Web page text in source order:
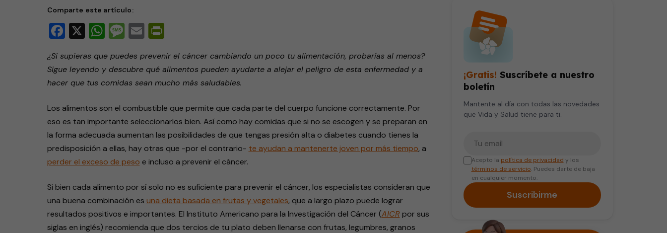
Comparte este artículo:
Facebook
X WhatsApp
Message
EmailPrintFriendly
¿Si supieras que puedes prevenir el cáncer cambiando un poco tu alimentación, probarías al menos?
Sigue leyendo y descubre qué alimentos pueden ayudarte a alejar el peligro de esta enfermedad y a
hacer que tus comidas sean mucho más saludables.
Los alimentos son el combustible que permite que cada parte del cuerpo funcione correctamente. Por
eso es tan importante seleccionarlos bien. Así como hay comidas que si no se escogen y se preparan en
la forma adecuada aumentan las posibilidades de que tengas presión alta o diabetes cuando tienes la
predisposición a ellas, hay otras que -por el contrario- te ayudan a mantenerte joven por más tiempo, a
perder el exceso de peso e incluso a prevenir el cáncer.
Si bien cada alimento por sí solo no es suficiente para prevenir el cáncer, los especialistas consideran que
una buena combinación es una dieta basada en frutas y vegetales, que a largo plazo puede lograr
resultados positivos e importantes. El Instituto Americano para la Investigación del Cáncer (AICRpor sus
siglas en inglés) recomienda que dos tercios de tu plato deben llenarse con frutas, legumbres, granos
¡Gratis! Suscríbete a nuestro
boletín
Mantente al día con todas las novedades
que Vida y Salud tiene para ti.
Acepto la política de privacidad y los
términos de servicio. Puedes darte de baja
en cualquier momento.
Suscribirme